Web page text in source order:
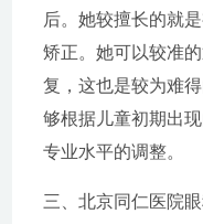
后。她较擅长的就
矫正。她可以较准
复，这也是较为难
够根据儿童初期出
专业水平的调整。
三、北京同仁医院